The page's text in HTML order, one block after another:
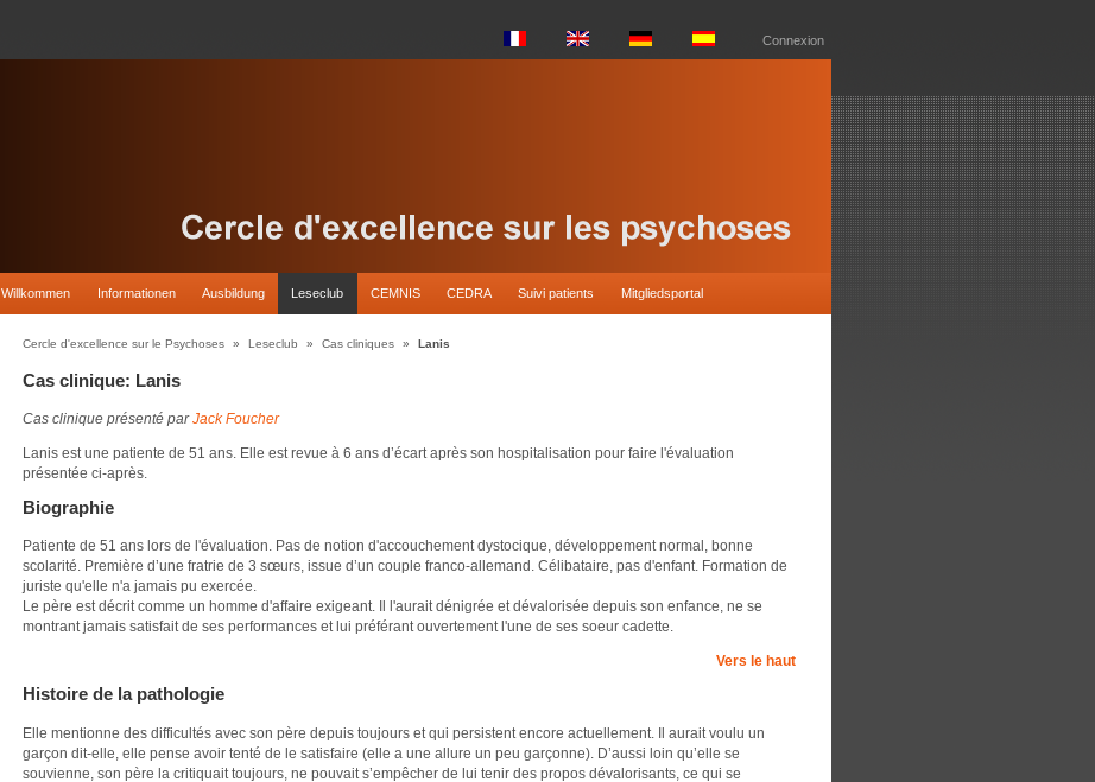
Connexion
Willkommen Informationen Ausbildung Leseclub CEMNIS CEDRA Suivi patients Mitgliedsportal
Cercle d'excellence sur le Psychoses » Leseclub » Cas cliniques » Lanis
Cas clinique: Lanis
Cas clinique présenté parJack Foucher
Lanis est une patiente de 51 ans. Elle est revue à 6 ans d’écart après son hospitalisation pour faire l'évaluation
présentée ci-après.
Biographie
Patiente de 51 ans lors de l'évaluation. Pas de notion d'accouchement dystocique, développement normal, bonne
scolarité. Première d’une fratrie de 3 sœurs, issue d’un couple franco-allemand. Célibataire, pas d'enfant. Formation de
juriste qu'elle n'a jamais pu exercée.
Le père est décrit comme un homme d'affaire exigeant. Il l'aurait dénigrée et dévalorisée depuis son enfance, ne se
montrant jamais satisfait de ses performances et lui préférant ouvertement l'une de ses soeur cadette.
Vers le haut
Histoire de la pathologie
Elle mentionne des difficultés avec son père depuis toujours et qui persistent encore actuellement. Il aurait voulu un
garçon dit-elle, elle pense avoir tenté de le satisfaire (elle a une allure un peu garçonne). D’aussi loin qu’elle se
souvienne, son père la critiquait toujours, ne pouvait s’empêcher de lui tenir des propos dévalorisants, ce qui se